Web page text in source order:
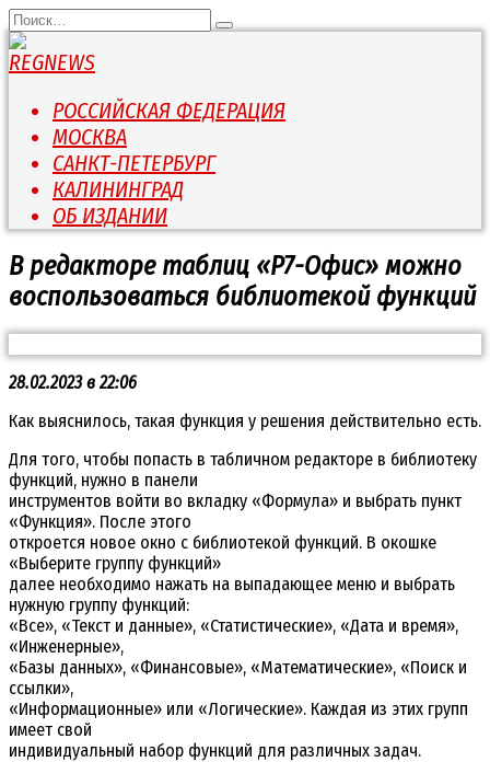
Перейти
к
содержанию
Search
for:
РОССИЙСКАЯ ФЕДЕРАЦИЯ
МОСКВА
САНКТ-ПЕТЕРБУРГ
КАЛИНИНГРАД
ОБ ИЗДАНИИ
В редакторе таблиц «Р7-Офис» можно
воспользоваться библиотекой функций
28.02.2023 в 22:06
Как выяснилось, такая функция у решения действительно есть.
Для того, чтобы попасть в табличном редакторе в библиотеку
функций, нужно в панели
инструментов войти во вкладку «Формула» и выбрать пункт
«Функция». После этого
откроется новое окно с библиотекой функций. В окошке
«Выберите группу функций»
далее необходимо нажать на выпадающее меню и выбрать
нужную группу функций:
«Все», «Текст и данные», «Статистические», «Дата и время»,
«Инженерные»,
«Базы данных», «Финансовые», «Математические», «Поиск и
ссылки»,
«Информационные» или «Логические». Каждая из этих групп
имеет свой
индивидуальный набор функций для различных задач.